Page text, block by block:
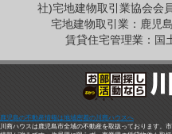
社)宅地建物取引業協会会
宅地建物取引業：鹿児
賃貸住宅管理業：国
鹿児島の不動産情報は地域密着の川商ハウスへ
川商ハウスは鹿児島市全域の不動産を取扱っております。